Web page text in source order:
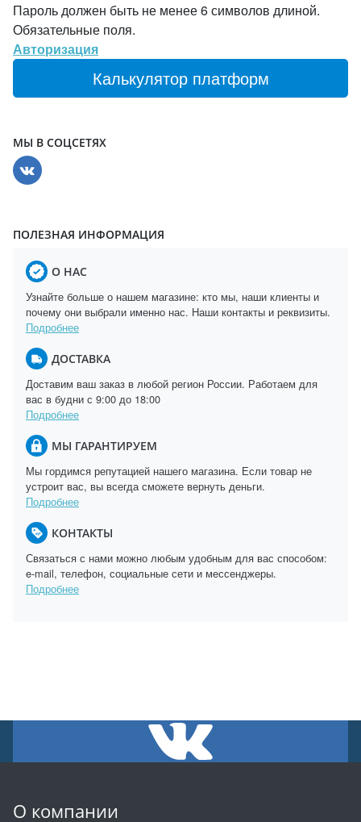
Пароль должен быть не менее 6 символов длиной.
Обязательные поля.
Авторизация
Калькулятор платформ
МЫ В СОЦСЕТЯХ
ПОЛЕЗНАЯ ИНФОРМАЦИЯ
О НАС
Узнайте больше о нашем магазине: кто мы, наши клиенты и
почему они выбрали именно нас. Наши контакты и реквизиты.
Подробнее
ДОСТАВКА
Доставим ваш заказ в любой регион России. Работаем для
вас в будни с 9:00 до 18:00
Подробнее
МЫ ГАРАНТИРУЕМ
Мы гордимся репутацией нашего магазина. Если товар не
устроит вас, вы всегда сможете вернуть деньги.
Подробнее
КОНТАКТЫ
Связаться с нами можно любым удобным для вас способом:
e-mail, телефон, социальные сети и мессенджеры.
Подробнее
О компании